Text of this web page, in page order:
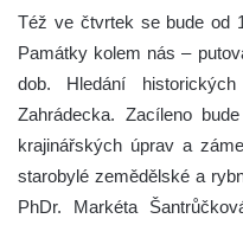
Též ve čtvrtek se bude od
Památky kolem nás –
dob. Hledání
Zahrádecka. Zacíleno
krajinářských úprav a
starobylé zemědělské a
PhDr. Markéta